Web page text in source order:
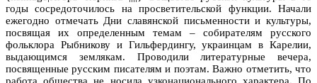
годы сосредоточилось на просветительской функции. Начали
ежегодно отмечать Дни славянской письменности и культуры,
посвящая их определенным темам – собирателям русского
фольклора Рыбникову и Гильфердингу, украинцам в Карелии,
выдающимся землякам. Проводили литературные вечера,
посвященные русским писателям и поэтам. Важно отметить, что